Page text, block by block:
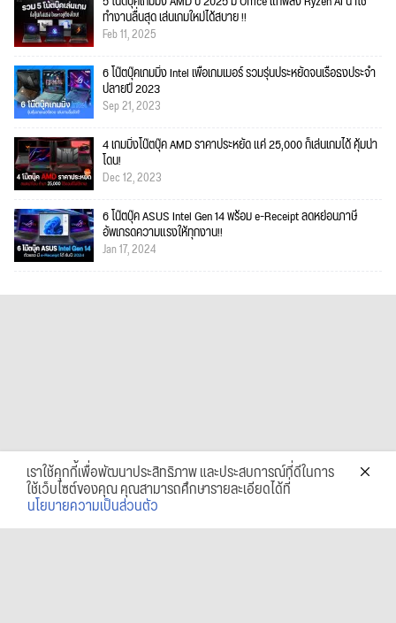
ทำงานลื่นสุด เล่นเกมใหม่ได้สบาย !!
Feb 11, 2025
6 โน๊ตบุ๊คเกมมิ่ง Intel เพื่อเกมเมอร์ รวมรุ่นประหยัดจนเรือธงประจำ
ปลายปี 2023
Sep 21, 2023
4 เกมมิ่งโน๊ตบุ๊ค AMD ราคาประหยัด แค่ 25,000 ก็เล่นเกมได้ คุ้มน่า
โดน!
Dec 12, 2023
6 โน๊ตบุ๊ค ASUS Intel Gen 14 พร้อม e-Receipt ลดหย่อนภาษี
อัพเกรดความแรงให้ทุกงาน!!
Jan 17, 2024
เราใช้คุกกี้เพื่อพัฒนาประสิทธิภาพ และประสบการณ์ที่ดีในการ
ใช้เว็บไซต์ของคุณ คุณสามารถศึกษารายละเอียดได้ที่
นโยบายความเป็นส่วนตัว